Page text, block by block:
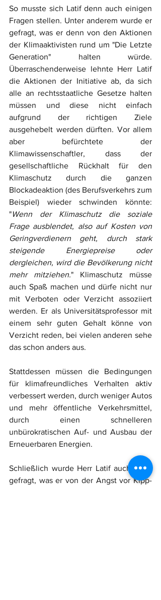
So musste sich Latif denn auch einigen
Fragen stellen. Unter anderem wurde er
gefragt, was er denn von den Aktionen
der Klimaaktivisten rund um "Die Letzte
Generation" halten würde.
Überraschenderweise lehnte Herr Latif
die Aktionen der Initiative ab, da sich
alle an rechtsstaatliche Gesetze halten
müssen und diese nicht einfach
aufgrund der richtigen Ziele
ausgehebelt werden dürften. Vor allem
aber befürchtete der
Klimawissenschaftler, dass der
gesellschaftliche Rückhalt für den
Klimaschutz durch die ganzen
Blockadeaktion (des Berufsverkehrs zum
Beispiel) wieder schwinden könnte:
"Wenn der Klimaschutz die soziale
Frage ausblendet, also auf Kosten von
Geringverdienern geht, durch stark
steigende Energiepreise oder
dergleichen, wird die Bevölkerung nicht
mehr mitziehen." Klimaschutz müsse
auch Spaß machen und dürfe nicht nur
mit Verboten oder Verzicht assoziiert
werden. Er als Universitätsprofessor mit
einem sehr guten Gehalt könne von
Verzicht reden, bei vielen anderen sehe
das schon anders aus.
Stattdessen müssen die Bedingungen
für klimafreundliches Verhalten aktiv
verbessert werden, durch weniger Autos
und mehr öffentliche Verkehrsmittel,
durch einen schnelleren
unbürokratischen Auf- und Ausbau der
Erneuerbaren Energien.
Schließlich wurde Herr Latif auch noch
gefragt, was er von der Angst vor Kipp-